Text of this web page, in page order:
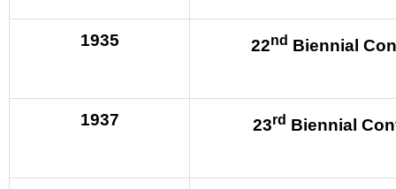
1935 22nd Biennial
1937 23rd Biennial